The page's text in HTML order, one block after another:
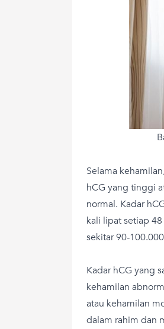
Selama
hCG yang tinggi
normal. Kadar
kali lipat setiap
sekitar 90-
Kadar hCG yang
kehamilan
atau kehamilan
dalam rahim dan